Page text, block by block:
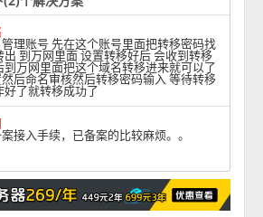
理账号 先在这个账号里面把转移密码找
出 到万网里面 设置转移好后 会收到转移
到万网里面把这个域名转移进来就可以了
后命名审核然后转移密码输入 等待转移
好了就转移成功了
接入手续，已备案的比较麻烦。。